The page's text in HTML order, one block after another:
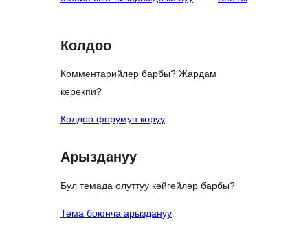
Колдоо
Комментарийлер барбы? Жардам
керекпи?
Колдоо форумун көрүү
Арыздануу
Бул темада олуттуу көйгөйлөр барбы?
Тема боюнча арыздануу